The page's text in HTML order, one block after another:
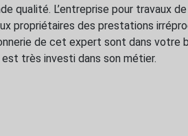
qualité. L’entreprise pour travaux
propriétaires des prestations
de cet expert sont dans votre
très investi dans son métier.